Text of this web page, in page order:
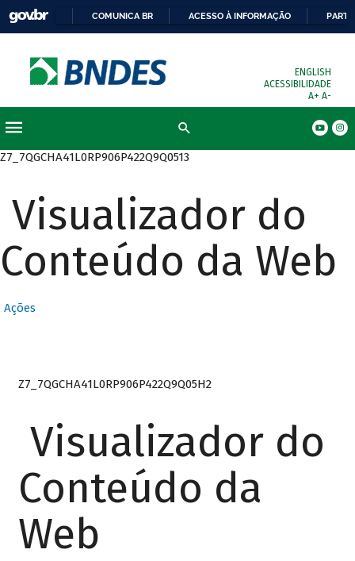
COMUNICA BR ACESSO À INFORMAÇÃO
ENGLISH
ACESSIBILIDADE
A+ A-
Z7_7QGCHA41L0RP906P422Q9Q0513
Visualizador do
Conteúdo da Web
Ações
Z7_7QGCHA41L0RP906P422Q9Q05H2
Visualizador do
Conteúdo da
Web